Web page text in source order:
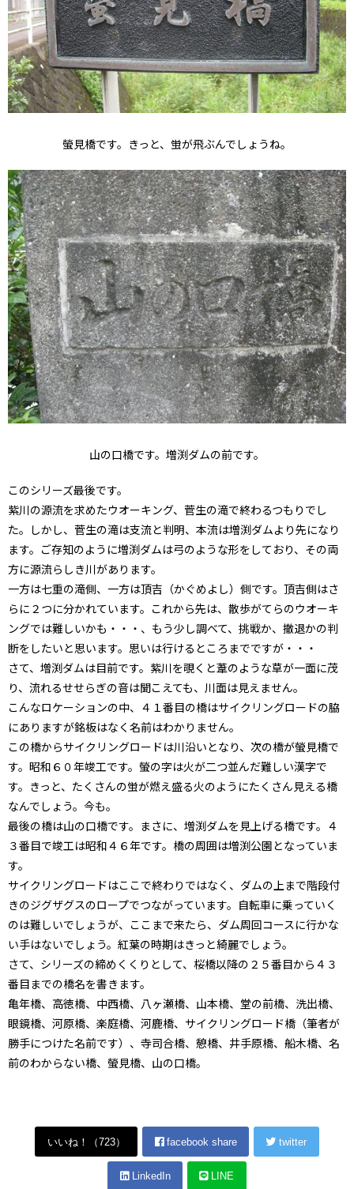
螢見橋です。きっと、蛍が飛ぶんでしょうね。
山の口橋です。増渕ダムの前です。
このシリーズ最後です。
紫川の源流を求めたウオーキング、菅生の滝で終わるつもりでし
た。しかし、菅生の滝は支流と判明、本流は増渕ダムより先になり
ます。ご存知のように増渕ダムは弓のような形をしており、その両
方に源流らしき川があります。
一方は七重の滝側、一方は頂吉（かぐめよし）側です。頂吉側はさ
らに２つに分かれています。これから先は、散歩がてらのウオーキ
ングでは難しいかも・・・、もう少し調べて、挑戦か、撤退かの判
断をしたいと思います。思いは行けるところまでですが・・・
さて、増渕ダムは目前です。紫川を覗くと葦のような草が一面に茂
り、流れるせせらぎの音は聞こえても、川面は見えません。
こんなロケーションの中、４１番目の橋はサイクリングロードの脇
にありますが銘板はなく名前はわかりません。
この橋からサイクリングロードは川沿いとなり、次の橋が螢見橋で
す。昭和６０年竣工です。螢の字は火が二つ並んだ難しい漢字で
す。きっと、たくさんの蛍が燃え盛る火のようにたくさん見える橋
なんでしょう。今も。
最後の橋は山の口橋です。まさに、増渕ダムを見上げる橋です。４
３番目で竣工は昭和４６年です。橋の周囲は増渕公園となっていま
す。
サイクリングロードはここで終わりではなく、ダムの上まで階段付
きのジグザグスのロープでつながっています。自転車に乗っていく
のは難しいでしょうが、ここまで来たら、ダム周回コースに行かな
い手はないでしょう。紅葉の時期はきっと綺麗でしょう。
さて、シリーズの締めくくりとして、桜橋以降の２５番目から４３
番目までの橋名を書きます。
亀年橋、高徳橋、中西橋、八ヶ瀬橋、山本橋、堂の前橋、洗出橋、
眼鏡橋、河原橋、楽庭橋、河鹿橋、サイクリングロード橋（筆者が
勝手につけた名前です）、寺司合橋、憩橋、井手原橋、船木橋、名
前のわからない橋、螢見橋、山の口橋。
いいね！（723） facebook share twitter
LinkedIn LINE